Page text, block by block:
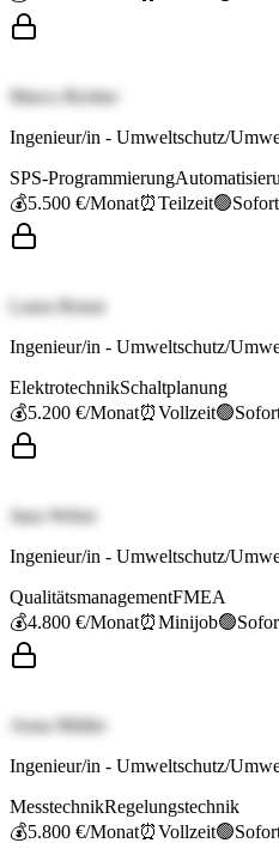
Marco Richter
Ingenieur/in - Umweltschutz/
SPS-Programmierung
💰5.500 €/Monat⏰Teilzeit🟢Sofort
Laura Braun
Ingenieur/in - Umweltschutz/
ElektrotechnikSchaltplanung
💰5.200 €/Monat⏰Vollzeit🟢
Jana Weber
Ingenieur/in - Umweltschutz/
QualitätsmanagementFMEA
💰4.800 €/Monat⏰Minijob🟢
Anna Müller
Ingenieur/in - Umweltschutz/
MesstechnikRegelungstechnik
💰5.800 €/Monat⏰Vollzeit🟢